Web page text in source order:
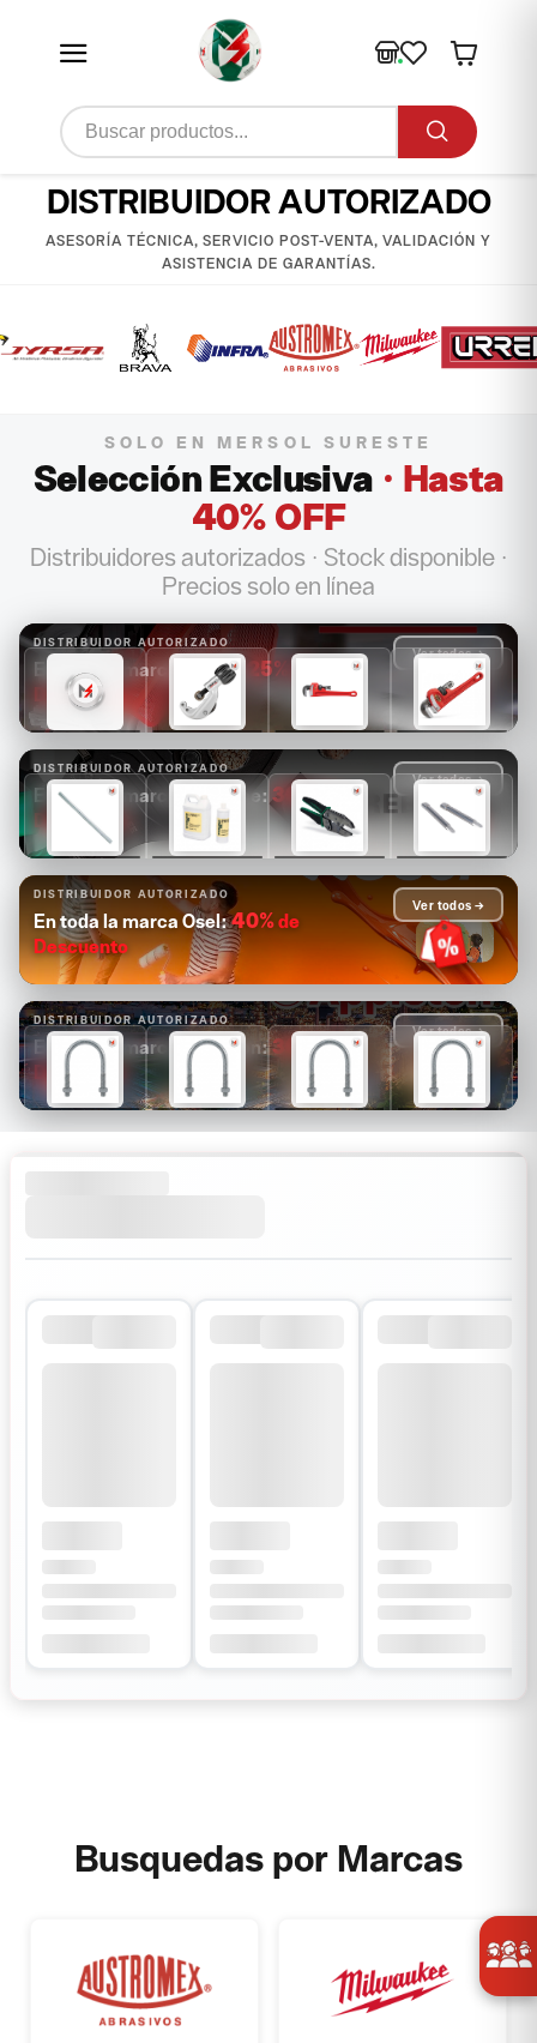
DISTRIBUIDOR AUTORIZADO
ASESORÍA TÉCNICA, SERVICIO POST-VENTA, VALIDACIÓN Y
ASISTENCIA DE GARANTÍAS.
SOLO EN MERSOL SURESTE
Selección Exclusiva · Hasta
40% OFF
Distribuidores autorizados · Stock disponible ·
Precios solo en línea
DISTRIBUIDOR AUTORIZADO
En toda la marca Ridgid: 25%
Descuento
Ver todos →
$1,261 $817 $878 $985
DISTRIBUIDOR AUTORIZADO
En toda la marca Greenlee: 30%
Descuento
Ver todos →
$10,416 $2,888 $1,752 $1,459
DISTRIBUIDOR AUTORIZADO
En toda la marca Osel:40%de
Descuento
Ver todos →
DISTRIBUIDOR AUTORIZADO
En toda la marca Appleton:30%de
Descuento
Ver todos →
$18 $24 $21 $38
Busquedas por Marcas